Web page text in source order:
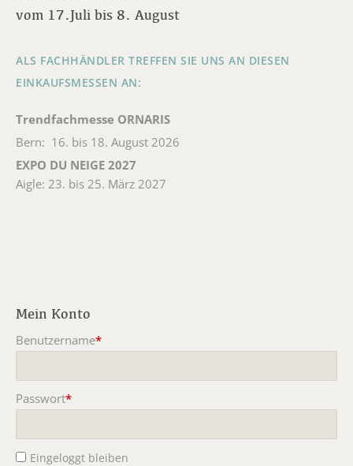
vom 17.Juli bis 8. August
ALS FACHHÄNDLER TREFFEN SIE UNS AN DIESEN
EINKAUFSMESSEN AN:
Trendfachmesse ORNARIS
Bern: 16. bis 18. August 2026
EXPO DU NEIGE 2027
Aigle: 23. bis 25. März 2027
Mein Konto
Benutzername*
Passwort*
Eingeloggt bleiben